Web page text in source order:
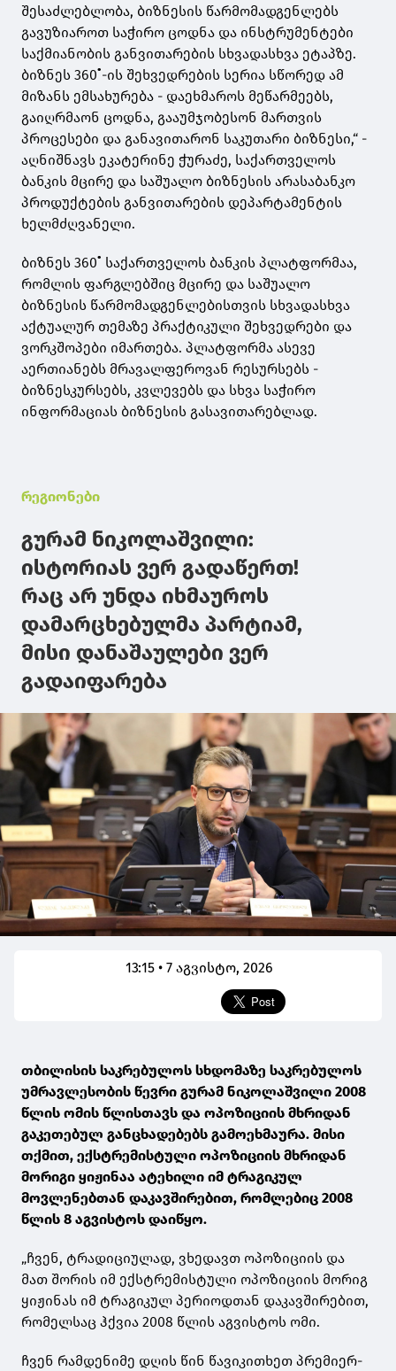
შესაძლებლობა, ბიზნესის წარმომადგენლებს
გავუზიაროთ საჭირო ცოდნა და ინსტრუმენტები
საქმიანობის განვითარების სხვადასხვა ეტაპზე.
ბიზნეს 360˚-ის შეხვედრების სერია სწორედ ამ
მიზანს ემსახურება - დაეხმაროს მეწარმეებს,
გაიღრმაონ ცოდნა, გააუმჯობესონ მართვის
პროცესები და განავითარონ საკუთარი ბიზნესი,“ -
აღნიშნავს ეკატერინე ჭურაძე, საქართველოს
ბანკის მცირე და საშუალო ბიზნესის არასაბანკო
პროდუქტების განვითარების დეპარტამენტის
ხელმძღვანელი.
ბიზნეს 360˚ საქართველოს ბანკის პლატფორმაა,
რომლის ფარგლებშიც მცირე და საშუალო
ბიზნესის წარმომადგენლებისთვის სხვადასხვა
აქტუალურ თემაზე პრაქტიკული შეხვედრები და
ვორკშოპები იმართება. პლატფორმა ასევე
აერთიანებს მრავალფეროვან რესურსებს -
ბიზნესკურსებს, კვლევებს და სხვა საჭირო
ინფორმაციას ბიზნესის გასავითარებლად.
რეგიონები
გურამ ნიკოლაშვილი:
ისტორიას ვერ გადაწერთ!
რაც არ უნდა იხმაუროს
დამარცხებულმა პარტიამ,
მისი დანაშაულები ვერ
გადაიფარება
13:15 • 7 აგვისტო, 2026
თბილისის საკრებულოს სხდომაზე საკრებულოს
უმრავლესობის წევრი გურამ ნიკოლაშვილი 2008
წლის ომის წლისთავს და ოპოზიციის მხრიდან
გაკეთებულ განცხადებებს გამოეხმაურა. მისი
თქმით, ექსტრემისტული ოპოზიციის მხრიდან
მორიგი ყიჟინაა ატეხილი იმ ტრაგიკულ
მოვლენებთან დაკავშირებით, რომლებიც 2008
წლის 8 აგვისტოს დაიწყო.
„ჩვენ, ტრადიციულად, ვხედავთ ოპოზიციის და
მათ შორის იმ ექსტრემისტული ოპოზიციის მორიგ
ყიჟინას იმ ტრაგიკულ პერიოდთან დაკავშირებით,
რომელსაც ჰქვია 2008 წლის აგვისტოს ომი.
ჩვენ რამდენიმე დღის წინ წავიკითხეთ პრემიერ-